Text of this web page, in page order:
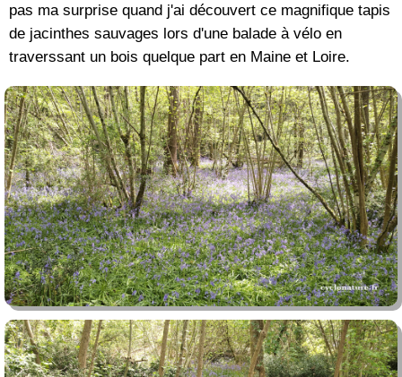
pas ma surprise quand j'ai découvert ce magnifique tapis
de jacinthes sauvages lors d'une balade à vélo en
traverssant un bois quelque part en Maine et Loire.